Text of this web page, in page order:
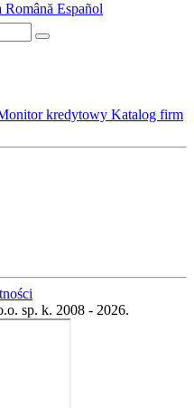
Română Español
kredytowy Katalog firm
sp. k. 2008 - 2026.